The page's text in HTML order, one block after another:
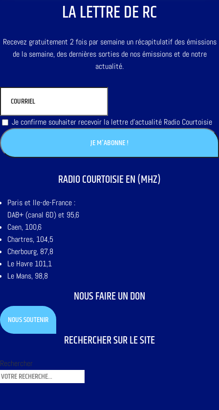
LA LETTRE DE RC
Recevez gratuitement 2 fois par semaine un récapitulatif des émissions
de la semaine, des dernières sorties de nos émissions et de notre
actualité.
Je confirme souhaiter recevoir la lettre d'actualité Radio Courtoisie
RADIO COURTOISIE EN (MHZ)
Paris et Ile-de-France :
DAB+ (canal 6D) et 95,6
Caen, 100,6
Chartres, 104,5
Cherbourg, 87,8
Le Havre 101,1
Le Mans, 98,8
NOUS FAIRE UN DON
NOUS SOUTENIR
RECHERCHER SUR LE SITE
Rechercher